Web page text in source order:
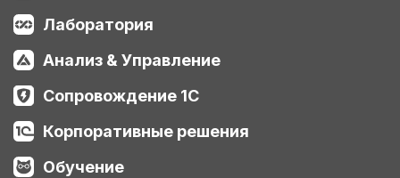
Лаборатория
Анализ & Управление
Сопровождение 1С
Корпоративные решения
Обучение